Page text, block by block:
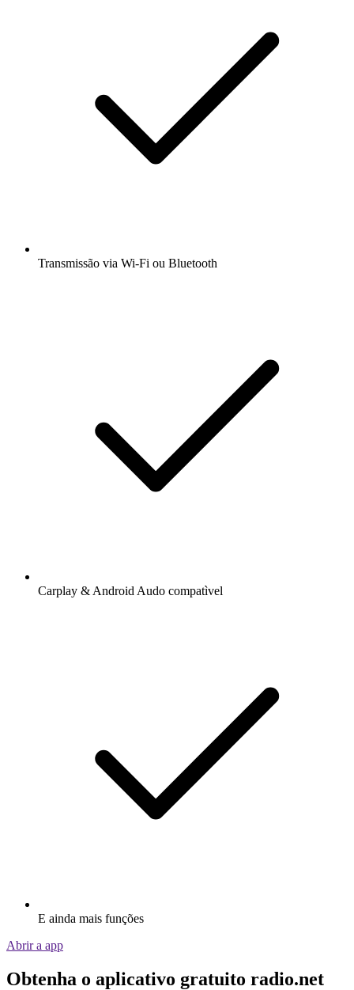
Transmissão via Wi-Fi ou Bluetooth
Carplay & Android Audo compatìvel
E ainda mais funções
Abrir a app
Obtenha o aplicativo gratuito radio.net